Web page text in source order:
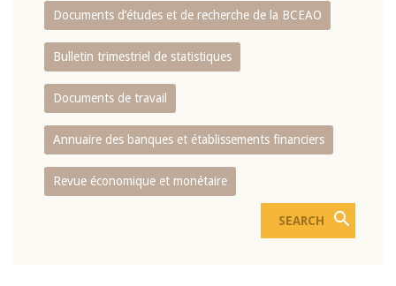
Documents d’études et de recherche de la BCEAO
Bulletin trimestriel de statistiques
Documents de travail
Annuaire des banques et établissements financiers
Revue économique et monétaire